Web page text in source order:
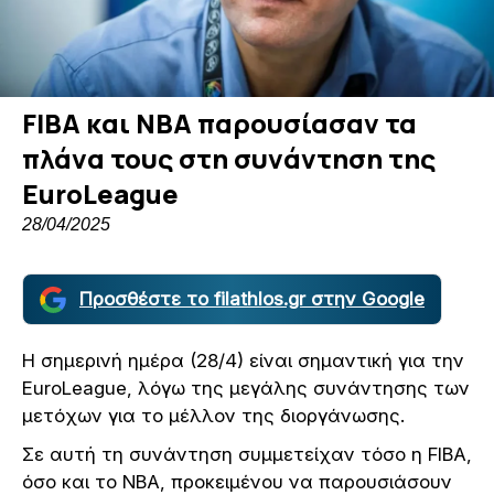
FIBA και NBA παρουσίασαν τα
πλάνα τους στη συνάντηση της
EuroLeague
28/04/2025
Προσθέστε το filathlos.gr στην Google
Η σημερινή ημέρα (28/4) είναι σημαντική για την
EuroLeague, λόγω της μεγάλης συνάντησης των
μετόχων για το μέλλον της διοργάνωσης.
Σε αυτή τη συνάντηση συμμετείχαν τόσο η FIBA,
όσο και το NBA, προκειμένου να παρουσιάσουν